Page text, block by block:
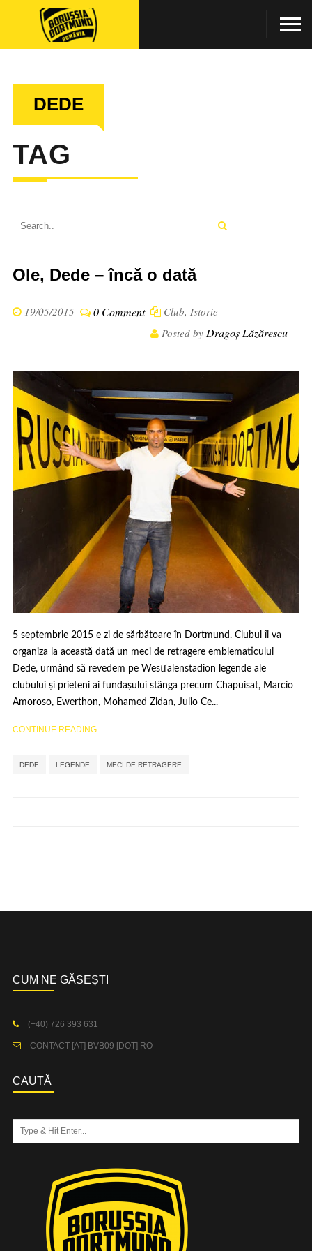
DEDE
TAG
Ole, Dede – încă o dată
19/05/2015 0 Comment Club, Istorie
Posted by Dragoș Lăzărescu
5 septembrie 2015 e zi de sărbătoare în Dortmund. Clubul îi va
organiza la această dată un meci de retragere emblematicului
Dede, urmând să revedem pe Westfalenstadion legende ale
clubului și prieteni ai fundașului stânga precum Chapuisat, Marcio
Amoroso, Ewerthon, Mohamed Zidan, Julio Ce...
CONTINUE READING ...
DEDE LEGENDE MECI DE RETRAGERE
CUM NE GĂSEȘTI
(+40) 726 393 631
CONTACT [AT] BVB09 [DOT] RO
CAUTĂ